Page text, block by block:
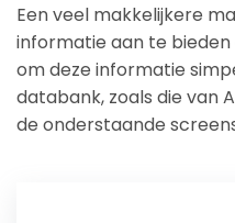
Een veel makkelijkere
informatie aan te bieden
om deze informatie
databank, zoals die van
de onderstaande